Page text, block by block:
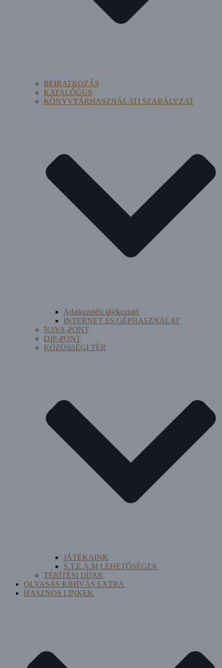
BEIRATKOZÁS
KATALÓGUS
KÖNYVTÁRHASZNÁLATI SZABÁLYZAT
Adatkezelési tájékoztató
INTERNET ÉS GÉPHASZNÁLAT
NAVA-PONT
DJP-PONT
KÖZÖSSÉGI TÉR
JÁTÉKAINK
S.T.E.A.M LEHETŐSÉGEK
TÉRÍTÉSI DÍJAK
OLVASÁS KIHÍVÁS EXTRA
HASZNOS LINKEK